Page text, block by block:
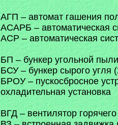
АГП – автомат гашения
АСАРБ – автоматическая
АСР – автоматическая
БП – бункер угольной
БСУ – бункер сырого угля
БРОУ – пускосбросное
охладительная установка
ВГД – вентилятор